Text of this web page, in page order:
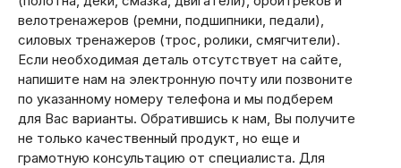
велотренажеров (ремни, подшипники, педали),
силовых тренажеров (трос, ролики, смягчители).
Если необходимая деталь отсутствует на сайте,
напишите нам на электронную почту или позвоните
по указанному номеру телефона и мы подберем
для Вас варианты. Обратившись к нам, Вы получите
не только качественный продукт, но еще и
грамотную консультацию от специалиста. Для